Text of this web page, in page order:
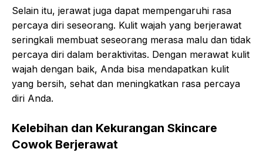
Selain itu, jerawat juga dapat mempengaruhi rasa
percaya diri seseorang. Kulit wajah yang berjerawat
seringkali membuat seseorang merasa malu dan tidak
percaya diri dalam beraktivitas. Dengan merawat kulit
wajah dengan baik, Anda bisa mendapatkan kulit
yang bersih, sehat dan meningkatkan rasa percaya
diri Anda.
Kelebihan dan Kekurangan Skincare
Cowok Berjerawat